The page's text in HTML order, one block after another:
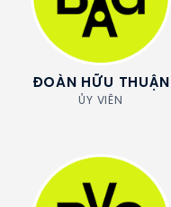
ĐOÀN HỮU THUẬN
ỦY VIÊN